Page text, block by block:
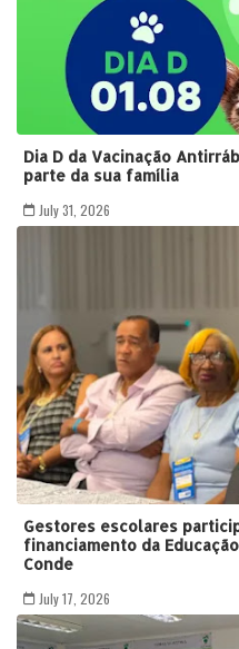
Dia D da Vacinação
parte da sua família
July 31, 2026
Gestores escolares
financiamento da
Conde
July 17, 2026